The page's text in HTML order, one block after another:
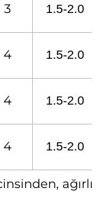
3 1.5-2.0
4 1.5-2.0
4 1.5-2.0
4 1.5-2.0